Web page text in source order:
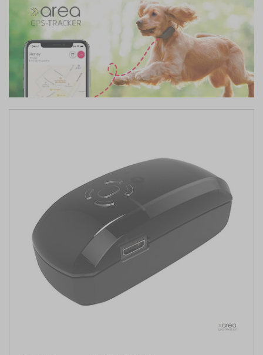
Sicherheit
(2)
Führen
(1)
Katzen
Unterwegs
(1)
MATERIAL
GRÖSSE